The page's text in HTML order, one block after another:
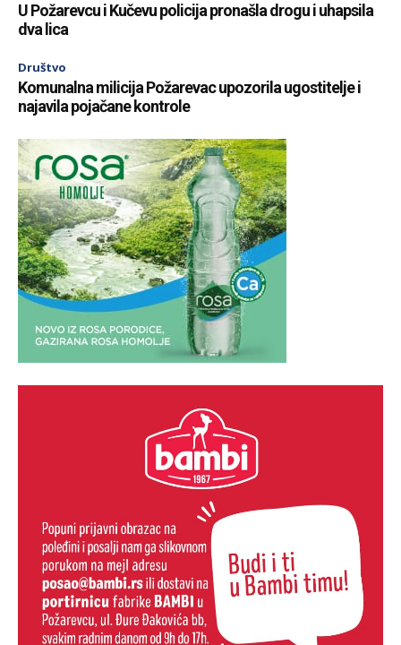
U Požarevcu i Kučevu policija pronašla drogu i uhapsila
dva lica
Društvo
Komunalna milicija Požarevac upozorila ugostitelje i
najavila pojačane kontrole